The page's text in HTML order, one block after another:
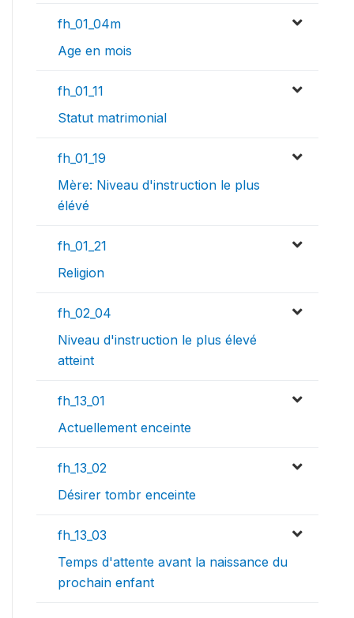
fh_01_04m
Age en mois
fh_01_11
Statut matrimonial
fh_01_19
Mère: Niveau d'instruction le plus
élévé
fh_01_21
Religion
fh_02_04
Niveau d'instruction le plus élevé
atteint
fh_13_01
Actuellement enceinte
fh_13_02
Désirer tombr enceinte
fh_13_03
Temps d'attente avant la naissance du
prochain enfant